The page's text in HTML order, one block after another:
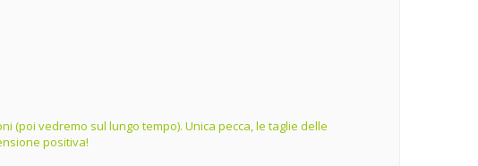
vedremo sul lungo tempo). Unica pecca, le taglie delle
positiva!